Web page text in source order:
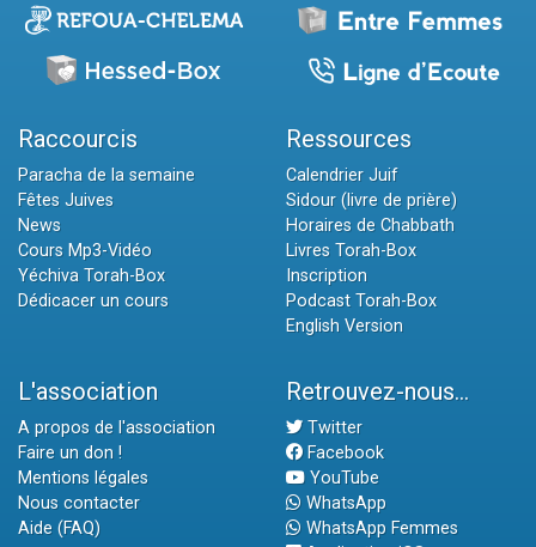
Raccourcis
Paracha de la semaine
Fêtes Juives
News
Cours Mp3-Vidéo
Yéchiva Torah-Box
Dédicacer un cours
Ressources
Calendrier Juif
Sidour (livre de prière)
Horaires de Chabbath
Livres Torah-Box
Inscription
Podcast Torah-Box
English Version
L'association
A propos de l'association
Faire un don !
Mentions légales
Nous contacter
Aide (FAQ)
Retrouvez-nous...
Twitter
Facebook
YouTube
WhatsApp
WhatsApp Femmes